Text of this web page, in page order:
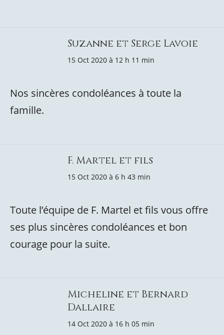
Suzanne et Serge Lavoie
15 Oct 2020 à 12 h 11 min
Nos sincères condoléances à toute la
famille.
F. Martel et fils
15 Oct 2020 à 6 h 43 min
Toute l’équipe de F. Martel et fils vous offre
ses plus sincères condoléances et bon
courage pour la suite.
Micheline et Bernard
Dallaire
14 Oct 2020 à 16 h 05 min